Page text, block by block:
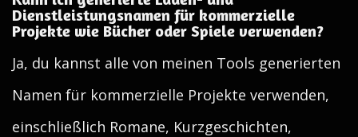
Dienstleistungsnamen für kommerzielle
Projekte wie Bücher oder Spiele verwenden?
Ja, du kannst alle von meinen Tools generierten
Namen für kommerzielle Projekte verwenden,
einschließlich Romane, Kurzgeschichten,